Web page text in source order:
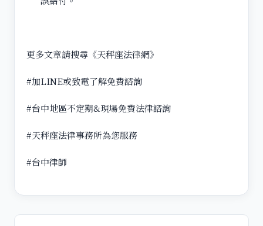
更多文章請搜尋《天秤座法律網》
#加LINE或致電了解免費諮詢
#台中地區不定期&現場免費法律諮詢
#天秤座法律事務所為您服務
#台中律師